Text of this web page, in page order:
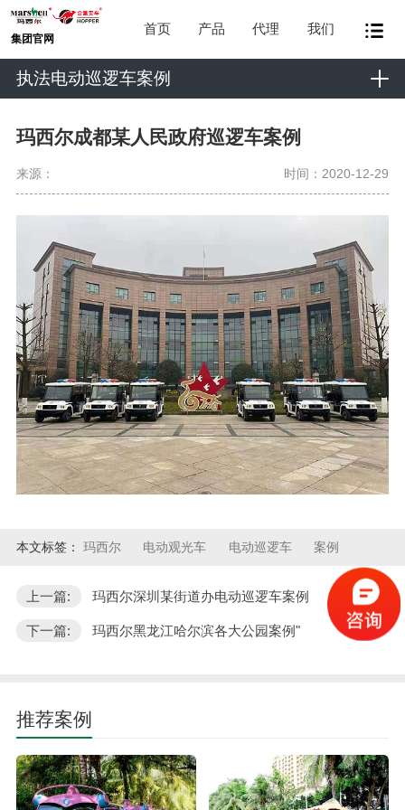
集团官网
首页 产品 代理 我们
执法电动巡逻车案例
玛西尔成都某人民政府巡逻车案例
来源： 时间：2020-12-29
本文标签： 玛西尔 电动观光车 电动巡逻车 案例
上一篇: 玛西尔深圳某街道办电动巡逻车案例
下一篇: 玛西尔黑龙江哈尔滨各大公园案例"
推荐案例